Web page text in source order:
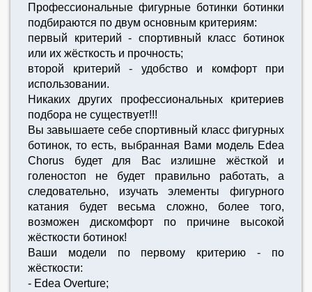
Профессиональные фигурные ботинки ботинки
подбираются по двум основным критериям:
первый критерий - спортивный класс ботинок
или их жёсткость и прочность;
второй критерий - удобство и комфорт при
использовании.
Никаких других профессиональных критериев
подбора не существует!!!
Вы завышаете себе спортивный класс фигурных
ботинок, то есть, выбранная Вами модель Edea
Chorus будет для Вас излишне жёсткой и
голеностоп не будет правильно работать, а
следовательно, изучать элементы фигурного
катания будет весьма сложно, более того,
возможен дискомфорт по причине высокой
жёсткости ботинок!
Ваши модели по первому критерию - по
жёсткости:
- Edea Overture;